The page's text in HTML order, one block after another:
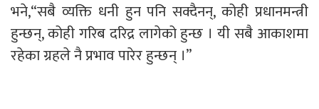
भने,“सबै व्यक्ति धनी हुन पनि सक्दैनन्, कोही प्रधानमन्त्री
हुन्छन्, कोही गरिब दरिद्र लागेको हुन्छ । यी सबै आकाशमा
रहेका ग्रहले नै प्रभाव पारेर हुन्छन् ।”